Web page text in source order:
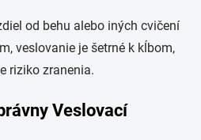
od behu alebo iných cvičení
veslovanie je šetrné k kĺbom,
riziko zranenia.
Veslovací